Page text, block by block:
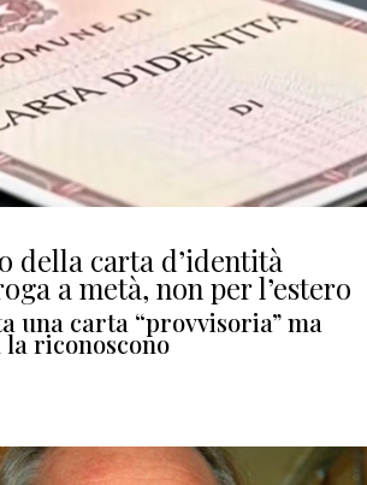
della carta d’identità
a metà, non per l’estero
una carta “provvisoria” ma
riconoscono